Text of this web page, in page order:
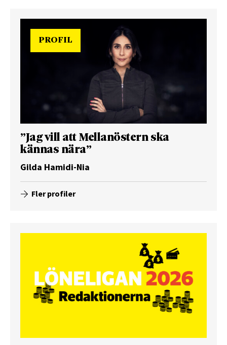
PROFIL
”Jag vill att Mellanöstern ska
kännas nära”
Gilda Hamidi-Nia
Fler profiler